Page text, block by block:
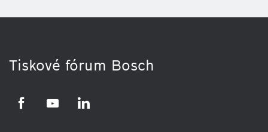
Tiskové fórum Bosch